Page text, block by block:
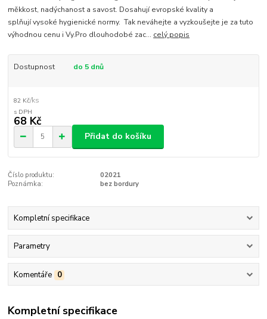
měkkost, nadýchanost a savost. Dosahují evropské kvality a
splňují vysoké hygienické normy. Tak neváhejte a vyzkoušejte je za tuto
výhodnou cenu i Vy.Pro dlouhodobé zac... celý popis
Dostupnost do 5 dnů
82 Kč/ks
68 Kč
Přidat do košíku
Číslo produktu:
02021
Poznámka:
bez bordury
Kompletní specifikace
Parametry
Komentáře 0
Kompletní specifikace